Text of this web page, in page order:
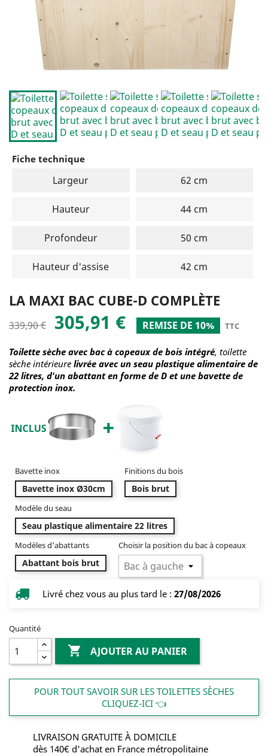
Fiche technique
Largeur 62 cm
Hauteur 44 cm
Profondeur 50 cm
Hauteur d'assise 42 cm
LA MAXI BAC CUBE-D COMPLÈTE
339,90 € 305,91 € REMISE DE 10% TTC
Toilette sèche avec bac à copeaux de bois intégré, toilette
sèche intérieure livrée avec un seau plastique alimentaire de
22 litres, d'un abattant en forme de D et une bavette de
protection inox.
Bavette inox
Bavette inox Ø30cm
Finitions du bois
Bois brut
Modèle du seau
Seau plastique alimentaire 22 litres
Modèles d'abattants
Abattant bois brut
Choisir la position du bac à copeaux
Livré chez vous au plus tard le : 27/08/2026
Quantité
 AJOUTER AU PANIER
POUR TOUT SAVOIR SUR LES TOILETTES SÈCHES
CLIQUEZ-ICI 👈
LIVRAISON GRATUITE À DOMICILE
dès 140€ d'achat en France métropolitaine